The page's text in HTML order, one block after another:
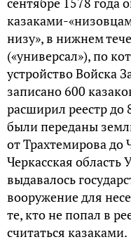
казаками-
низу», в нижнем
(«универсал»), по
устройство Войска
записано 600
расширил реестр до
были переданы
от Трахтемирова до
Черкасская
выдавалось
вооружение для
те, кто не попал в
считаться казаками.